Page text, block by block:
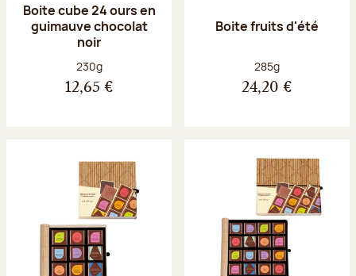
Boite cube 24 ours en
guimauve chocolat
noir
Poids net :
230g
12,65 €
Boite fruits d'été
Poids net :
285g
24,20 €